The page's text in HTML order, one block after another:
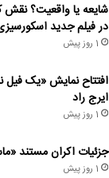
شایعه یا واقعیت؟
در فیلم جدید
1 روز پیش
افتتاح نمایش «یک
ایرج راد
1 روز پیش
جزئیات اکران مستند
1 روز پیش